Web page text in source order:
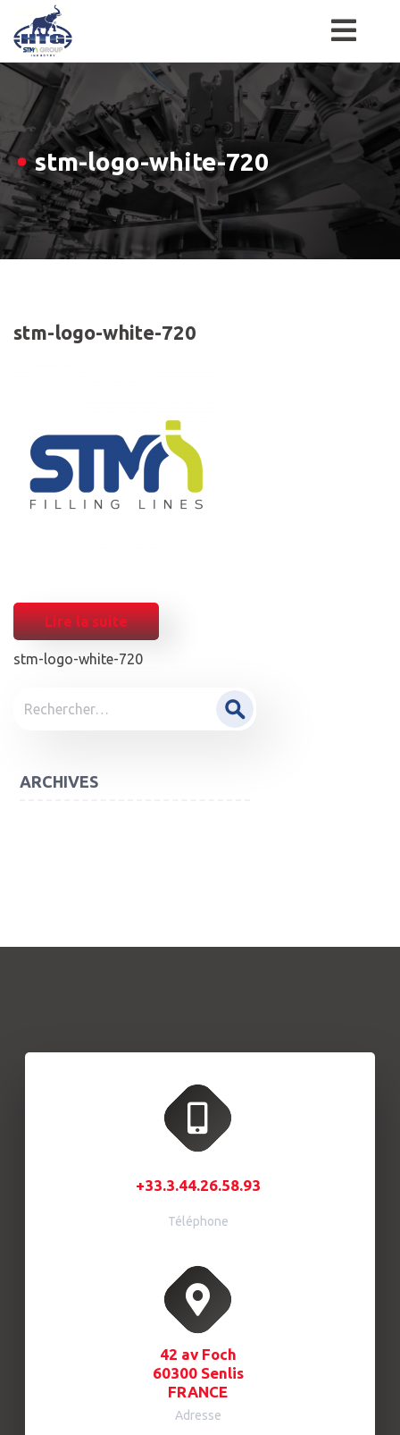
Skip
content
stm-logo-white-720
stm-logo-white-720
Lire la suite
NAVIGATION
stm-logo-white-720
ARCHIVES
+33.3.44.26.58.93
Téléphone
42 av Foch
60300 Senlis
FRANCE
Adresse